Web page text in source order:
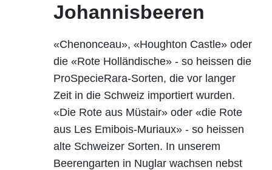
Johannisbeeren
«Chenonceau», «Houghton Castle» oder
die «Rote Holländische» - so heissen die
ProSpecieRara-Sorten, die vor langer
Zeit in die Schweiz importiert wurden.
«Die Rote aus Müstair» oder «die Rote
aus Les Emibois-Muriaux» - so heissen
alte Schweizer Sorten. In unserem
Beerengarten in Nuglar wachsen nebst